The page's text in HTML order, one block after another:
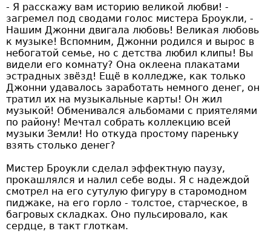
- Я расскажу вам историю великой любви! -
загремел под сводами голос мистера Броукли, -
Нашим Джонни двигала любовь! Великая любовь
к музыке! Вспомним, Джонни родился и вырос в
небогатой семье, но с детства любил клипы! Вы
видели его комнату? Она оклеена плакатами
эстрадных звёзд! Ещё в колледже, как только
Джонни удавалось заработать немного денег, он
тратил их на музыкальные карты! Он жил
музыкой! Обменивался альбомами с приятелями
по району! Мечтал собрать коллекцию всей
музыки Земли! Но откуда простому пареньку
взять столько денег?
Мистер Броукли сделал эффектную паузу,
прокашлялся и налил себе воды. Я с надеждой
смотрел на его сутулую фигуру в старомодном
пиджаке, на его горло - толстое, старческое, в
багровых складках. Оно пульсировало, как
сердце, в такт глоткам.